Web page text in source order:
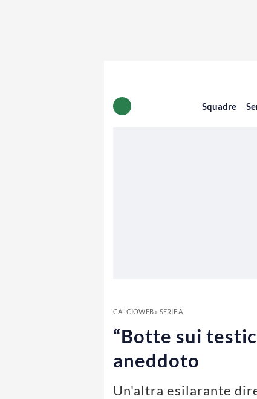
Squadre
CALCIOWEB» SERIE A
“Botte sui
aneddoto
Un'altra esilarante